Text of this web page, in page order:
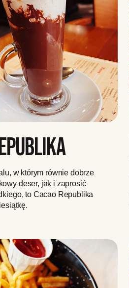
w którym równie dobrze
deser, jak i zaprosić
to Cacao Republika